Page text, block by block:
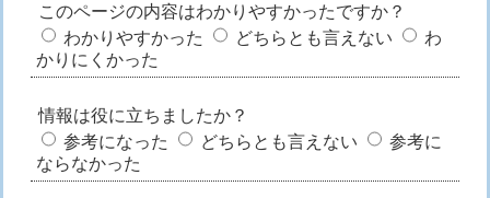
このページの内容はわかりやすかったですか？
わかりやすかった
どちらとも言えない
わ
かりにくかった
情報は役に立ちましたか？
参考になった
どちらとも言えない
参考に
ならなかった